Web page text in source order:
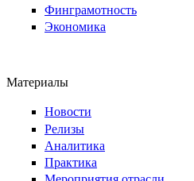
Финграмотность
Экономика
Материалы
Новости
Релизы
Аналитика
Практика